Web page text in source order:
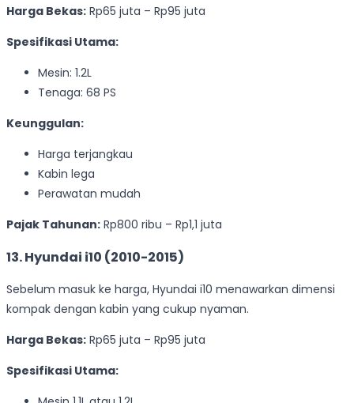
Harga Bekas: Rp65 juta – Rp95 juta
Spesifikasi Utama:
Mesin: 1.2L
Tenaga: 68 PS
Keunggulan:
Harga terjangkau
Kabin lega
Perawatan mudah
Pajak Tahunan: Rp800 ribu – Rp1,1 juta
13. Hyundai i10 (2010-2015)
Sebelum masuk ke harga, Hyundai i10 menawarkan dimensi
kompak dengan kabin yang cukup nyaman.
Harga Bekas: Rp65 juta – Rp95 juta
Spesifikasi Utama: